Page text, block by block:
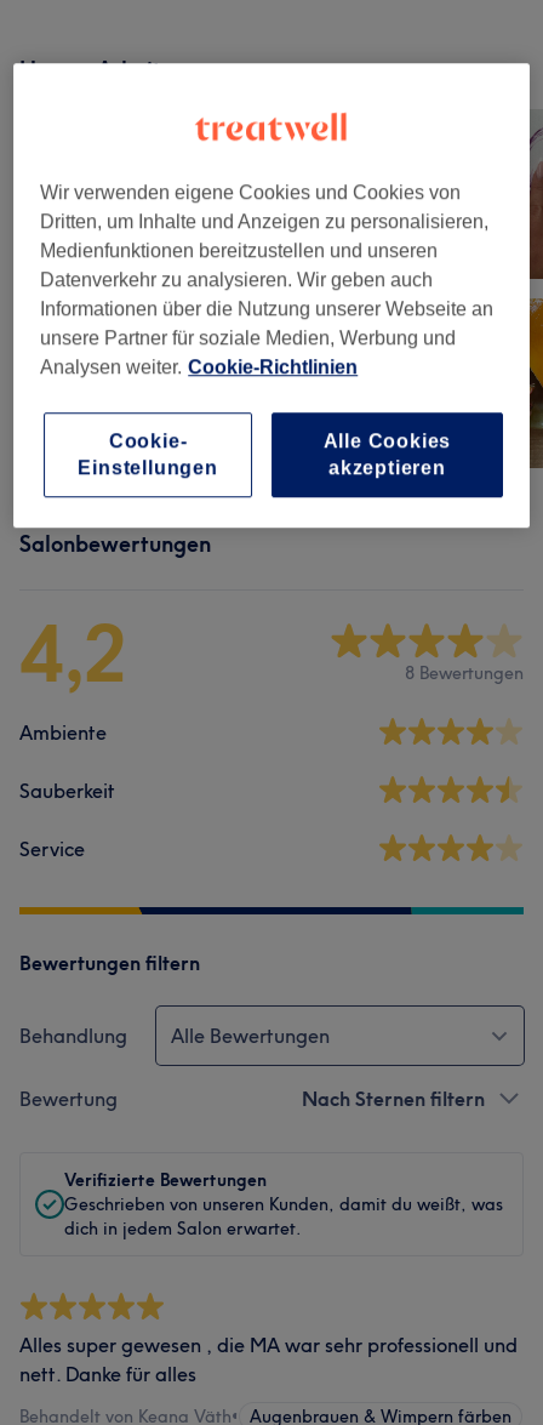
Unsere Arbeit
Salonbewertungen
4,2 8 Bewertungen
Ambiente
Sauberkeit
Service
Bewertungen filtern
Behandlung Alle Bewertungen
Bewertung Nach Sternen filtern
Verifizierte Bewertungen
Geschrieben von unseren Kunden, damit du weißt, was
dich in jedem Salon erwartet.
Alles super gewesen , die MA war sehr professionell und
nett. Danke für alles
Behandelt von Keana Väth• Augenbrauen & Wimpern färben
Wir verwenden eigene Cookies und Cookies von
Dritten, um Inhalte und Anzeigen zu personalisieren,
Medienfunktionen bereitzustellen und unseren
Datenverkehr zu analysieren. Wir geben auch
Informationen über die Nutzung unserer Webseite an
unsere Partner für soziale Medien, Werbung und
Analysen weiter. Cookie-Richtlinien
Cookie-
Einstellungen
Alle Cookies
akzeptieren